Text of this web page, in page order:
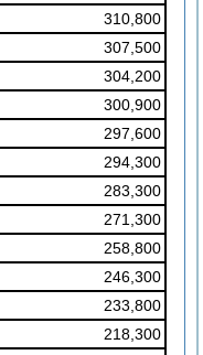
310,800
307,500
304,200
300,900
297,600
294,300
283,300
271,300
258,800
246,300
233,800
218,300